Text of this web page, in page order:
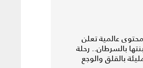
عالمية تعلن
بالسرطان.. رحلة
بالقلق والوجع